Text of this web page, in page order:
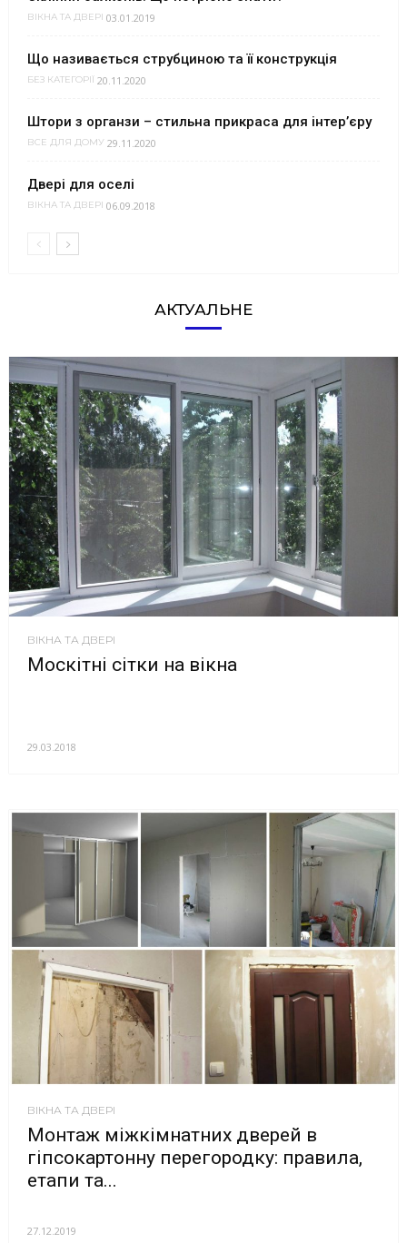
ВІКНА ТА ДВЕРІ 03.01.2019
Що називається струбциною та її конструкція
БЕЗ КАТЕГОРІЇ 20.11.2020
Штори з органзи – стильна прикраса для інтер’єру
ВСЕ ДЛЯ ДОМУ 29.11.2020
Двері для оселі
ВІКНА ТА ДВЕРІ 06.09.2018
АКТУАЛЬНЕ
ВІКНА ТА ДВЕРІ
Москітні сітки на вікна
29.03.2018
ВІКНА ТА ДВЕРІ
Монтаж міжкімнатних дверей в
гіпсокартонну перегородку: правила,
етапи та...
27.12.2019